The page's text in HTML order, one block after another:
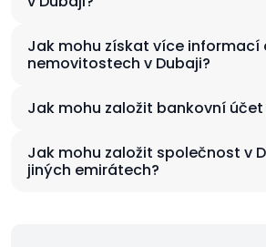
Jak mohu získat více informací
nemovitostech v Dubaji?
Jak mohu založit bankovní účet
Jak mohu založit společnost v
jiných emirátech?